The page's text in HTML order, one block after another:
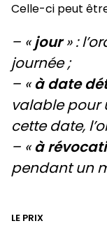
Celle-ci peut
– «jour» :
journée ;
– «à date
valable pour
cette date,
– «à
pendant un
LE PRIX